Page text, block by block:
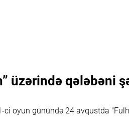
üzərində qələbəni
ci oyun günündə 24 avqustda